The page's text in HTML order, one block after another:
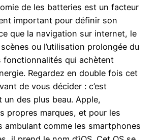
de les batteries est un facteur
important pour définir son
que la navigation sur internet, le
ou l’utilisation prolongée du
fonctionnalités qui achètent
Regardez en double fois cet
de vous décider : c’est
un des plus beau. Apple,
propres marques, et pour les
ambulant comme les smartphones